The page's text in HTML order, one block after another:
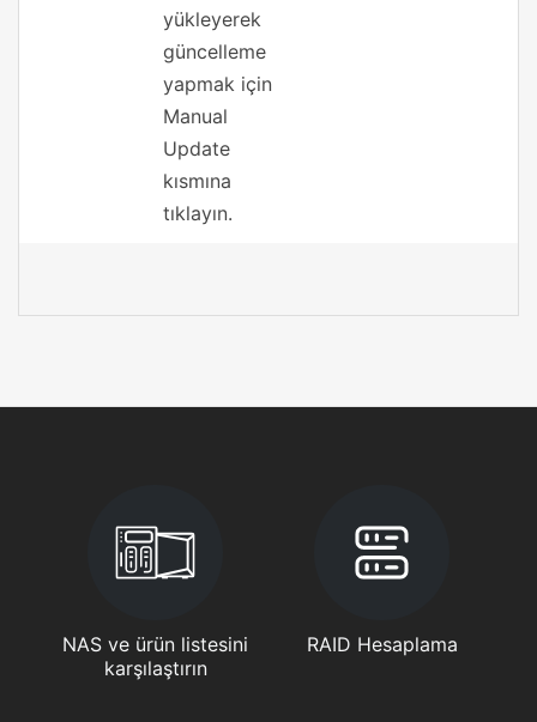
yükleyerek
güncelleme
yapmak için
Manual
Update
kısmına
tıklayın.
NAS ve ürün listesini
karşılaştırın
RAID Hesaplama